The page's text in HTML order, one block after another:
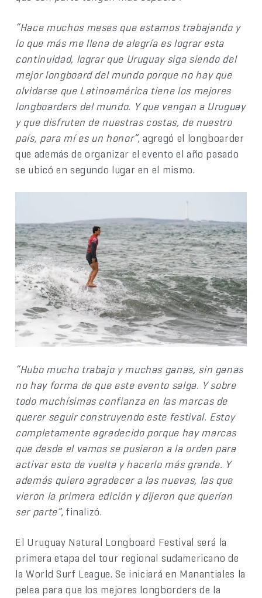
“Hace muchos meses que estamos trabajando y
lo que más me llena de alegría es lograr esta
continuidad, lograr que Uruguay siga siendo del
mejor longboard del mundo porque no hay que
olvidarse que Latinoamérica tiene los mejores
longboarders del mundo. Y que vengan a Uruguay
y que disfruten de nuestras costas, de nuestro
país, para mí es un honor”, agregó el longboarder
que además de organizar el evento el año pasado
se ubicó en segundo lugar en el mismo.
“Hubo mucho trabajo y muchas ganas, sin ganas
no hay forma de que este evento salga. Y sobre
todo muchísimas confianza en las marcas de
querer seguir construyendo este festival. Estoy
completamente agradecido porque hay marcas
que desde el vamos se pusieron a la orden para
activar esto de vuelta y hacerlo más grande. Y
además quiero agradecer a las nuevas, las que
vieron la primera edición y dijeron que querían
ser parte”, finalizó.
El Uruguay Natural Longboard Festival será la
primera etapa del tour regional sudamericano de
la World Surf League. Se iniciará en Manantiales la
pelea para que los mejores longborders de la